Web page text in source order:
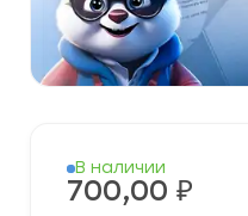
В наличии
700,00 ₽